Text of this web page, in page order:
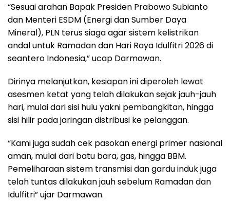
“Sesuai arahan Bapak Presiden Prabowo Subianto
dan Menteri ESDM (Energi dan Sumber Daya
Mineral), PLN terus siaga agar sistem kelistrikan
andal untuk Ramadan dan Hari Raya Idulfitri 2026 di
seantero Indonesia,” ucap Darmawan.
Dirinya melanjutkan, kesiapan ini diperoleh lewat
asesmen ketat yang telah dilakukan sejak jauh-jauh
hari, mulai dari sisi hulu yakni pembangkitan, hingga
sisi hilir pada jaringan distribusi ke pelanggan.
“Kami juga sudah cek pasokan energi primer nasional
aman, mulai dari batu bara, gas, hingga BBM.
Pemeliharaan sistem transmisi dan gardu induk juga
telah tuntas dilakukan jauh sebelum Ramadan dan
Idulfitri” ujar Darmawan.